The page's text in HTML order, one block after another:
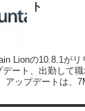
ト
Lionの10.8.1がリ
ート、出勤して
アップデートは、